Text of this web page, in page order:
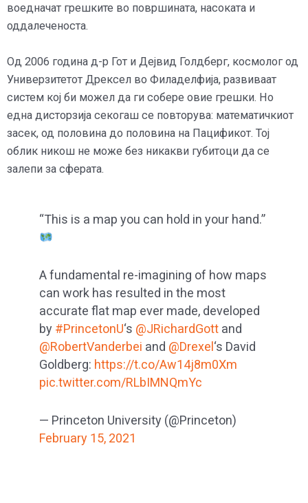
воедначат грешките во површината, насоката и
оддалеченоста.
Од 2006 година д-р Гот и Дејвид Голдберг, космолог од
Универзитетот Дрексел во Филаделфија, развиваат
систем кој би можел да ги собере овие грешки. Но
една дисторзија секогаш се повторува: математичкиот
засек, од половина до половина на Пацификот. Тој
облик никош не може без никакви губитоци да се
залепи за сферата.
“This is a map you can hold in your hand.”
A fundamental re-imagining of how maps
can work has resulted in the most
accurate flat map ever made, developed
by #PrincetonU‘s @JRichardGott and
@RobertVanderbei and @Drexel‘s David
Goldberg: https://t.co/Aw14j8m0Xm
pic.twitter.com/RLbIMNQmYc
— Princeton University (@Princeton)
February 15, 2021